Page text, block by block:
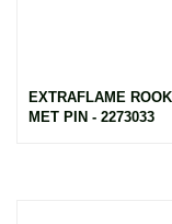
EXTRAFLAME
MET PIN - 2273033